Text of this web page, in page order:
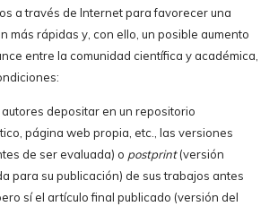
a través de Internet para favorecer una
más rápidas y, con ello, un posible aumento
entre la comunidad científica y académica,
depositar en un repositorio
página web propia, etc., las versiones
de ser evaluada) o postprint(versión
para su publicación) de sus trabajos antes
sí el artículo final publicado (versión del